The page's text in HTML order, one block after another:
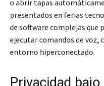
o abrir tapas
presentados en ferias
de software complejas
ejecutar comandos de voz,
entorno hiperconectado.
Privacidad bajo